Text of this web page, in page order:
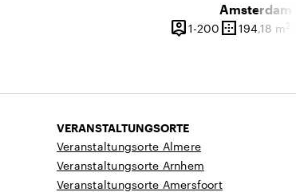
person_pin
Kapazität
1-200 1 bis 200
Amsterdam
border_outer
Oberfläche
194,18 m2
VERANSTALTUNGSORTE
Veranstaltungsorte Almere
Veranstaltungsorte Arnhem
Veranstaltungsorte Amersfoort